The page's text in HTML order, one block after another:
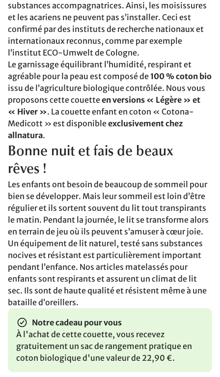
substances accompagnatrices. Ainsi, les moisissures
et les acariens ne peuvent pas s’installer. Ceci est
confirmé par des instituts de recherche nationaux et
internationaux reconnus, comme par exemple
l’institut ECO-Umwelt de Cologne.
Le garnissage équilibrant l’humidité, respirant et
agréable pour la peau est composé de 100 % coton bio
issu de l’agriculture biologique contrôlée. Nous vous
proposons cette couetteen versions « Légère » et
« Hiver ». La couette enfant en coton « Cotona-
Medicott » est disponibleexclusivement chez
allnatura.
Bonne nuit et fais de beaux
rêves !
Les enfants ont besoin de beaucoup de sommeil pour
bien se développer. Mais leur sommeil est loin d’être
régulier et ils sortent souvent du lit tout transpirants
le matin. Pendant la journée, le lit se transforme alors
en terrain de jeu où ils peuvent s’amuser à cœur joie.
Un équipement de lit naturel, testé sans substances
nocives et résistant est particulièrement important
pendant l’enfance. Nos articles matelassés pour
enfants sont respirants et assurent un climat de lit
sec. Ils sont de haute qualité et résistent même à une
bataille d’oreillers.
Notre cadeau pour vous
À l'achat de cette couette, vous recevez
gratuitement un sac de rangement pratique en
coton biologique d'une valeur de 22,90 €.